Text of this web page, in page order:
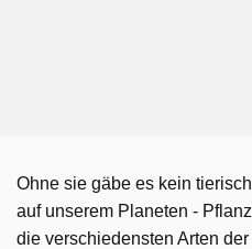
Ohne sie gäbe es kein
auf unserem Planeten -
die verschiedensten Arten